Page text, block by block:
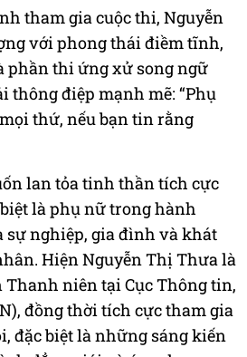
tham gia cuộc thi, Nguyễn
với phong thái điềm tĩnh,
phần thi ứng xử song ngữ
thông điệp mạnh mẽ: “Phụ
thứ, nếu bạn tin rằng
lan tỏa tinh thần tích cực
là phụ nữ trong hành
nghiệp, gia đình và khát
Hiện Nguyễn Thị Thưa là
Thanh niên tại Cục Thông tin,
đồng thời tích cực tham gia
đặc biệt là những sáng kiến